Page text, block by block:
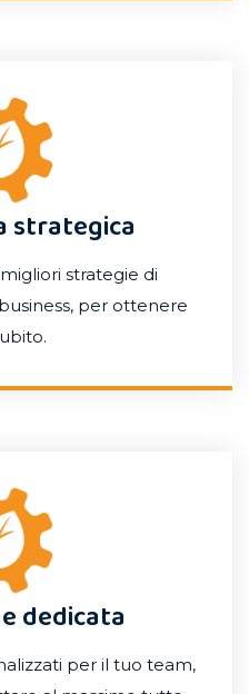
strategica
strategie di
per ottenere
dedicata
per il tuo team,